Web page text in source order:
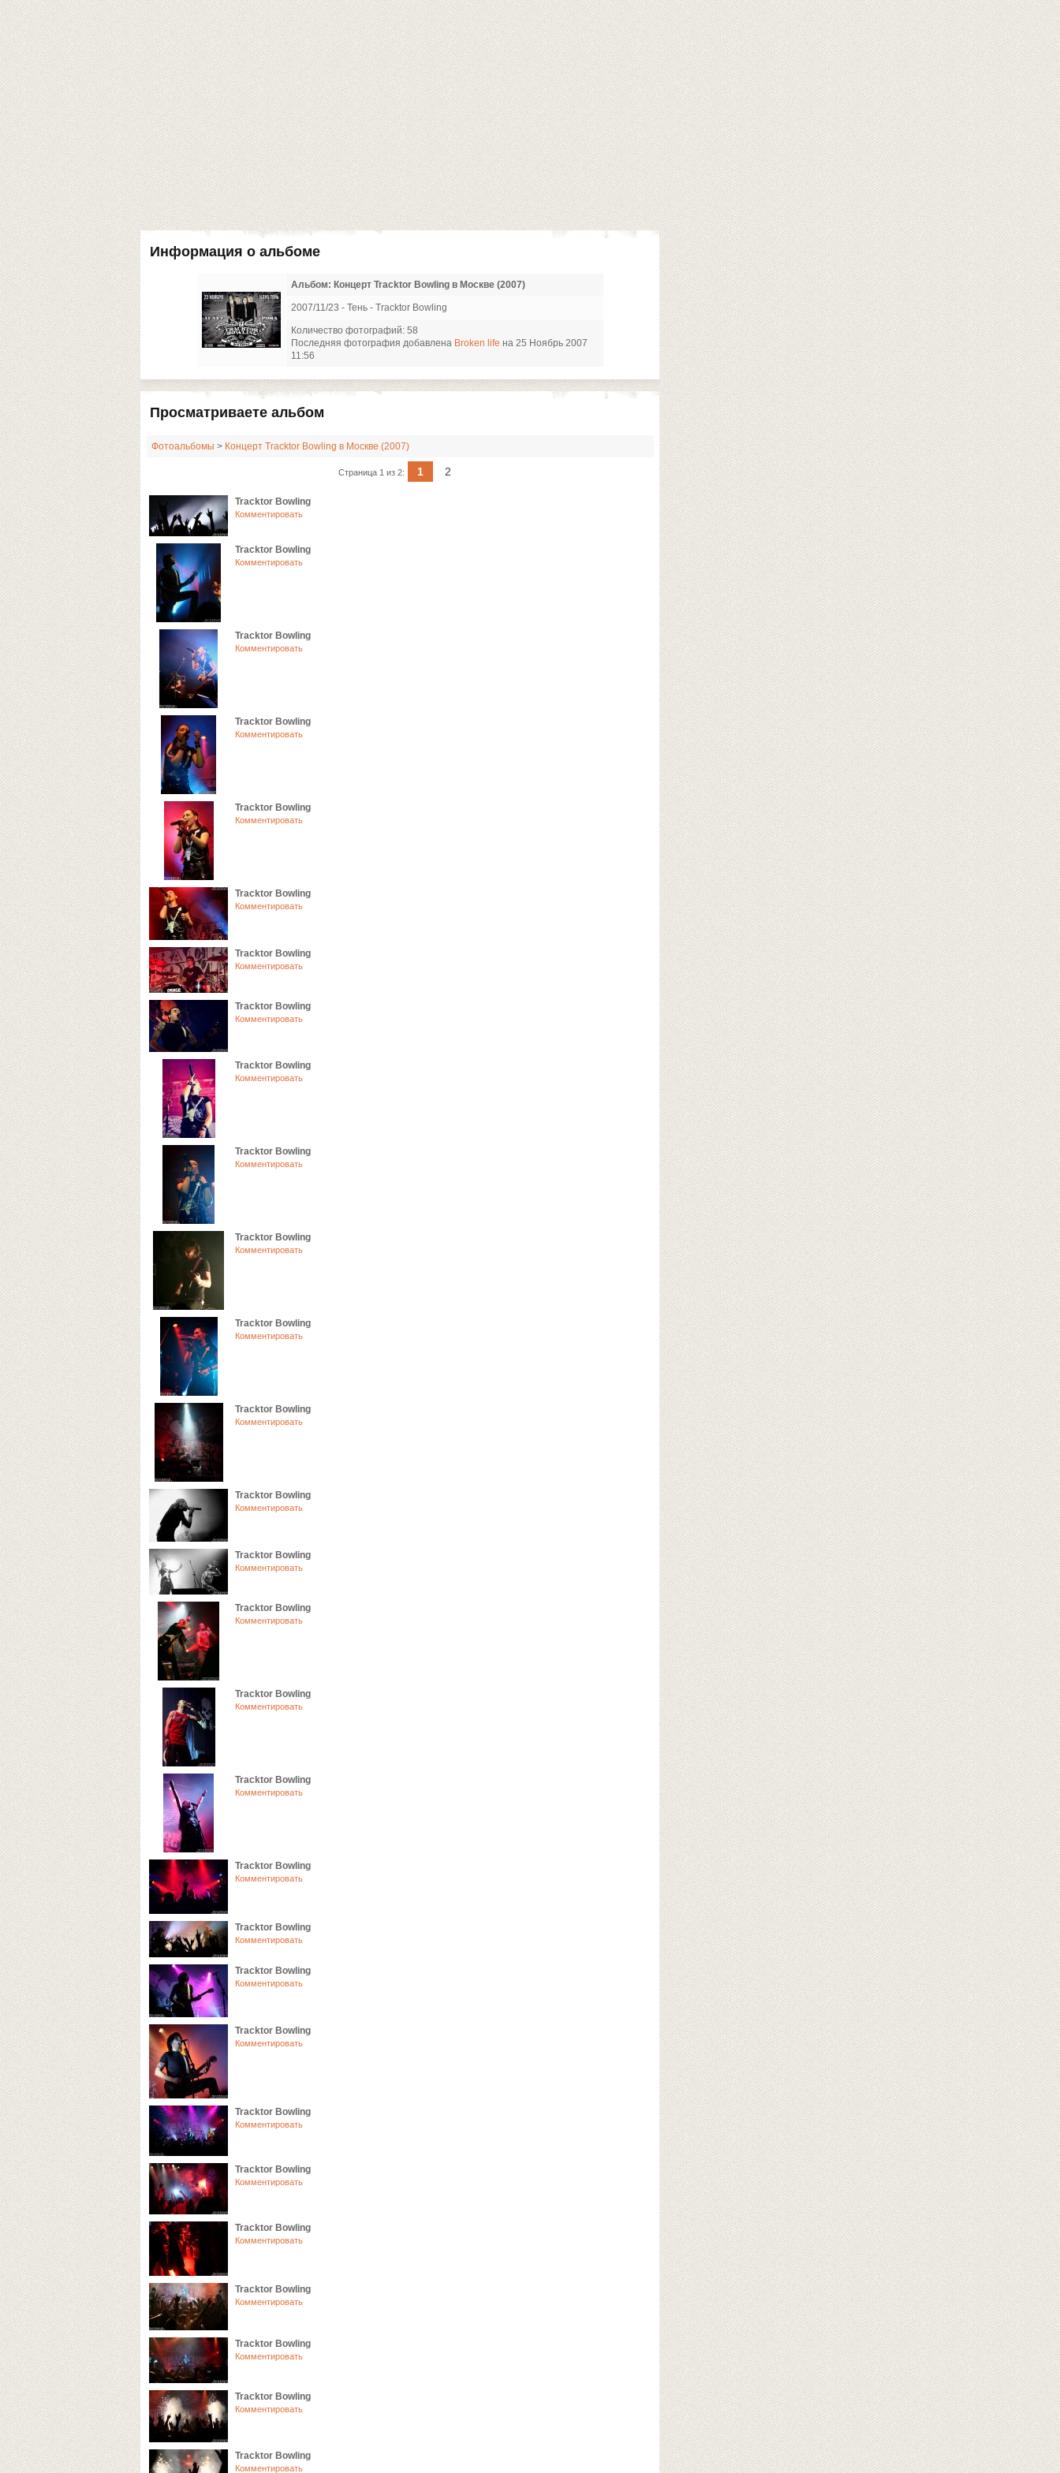
Информация о альбоме
Альбом: Концерт Tracktor Bowling в Москве (2007)
2007/11/23 - Тень - Tracktor Bowling
Количество фотографий: 58
Последняя фотография добавлена Broken life на 25 Ноябрь 2007
11:56
Просматриваете альбом
Фотоальбомы > Концерт Tracktor Bowling в Москве (2007)
Страница 1 из 2: 1 2
Tracktor Bowling
Комментировать
Tracktor Bowling
Комментировать
Tracktor Bowling
Комментировать
Tracktor Bowling
Комментировать
Tracktor Bowling
Комментировать
Tracktor Bowling
Комментировать
Tracktor Bowling
Комментировать
Tracktor Bowling
Комментировать
Tracktor Bowling
Комментировать
Tracktor Bowling
Комментировать
Tracktor Bowling
Комментировать
Tracktor Bowling
Комментировать
Tracktor Bowling
Комментировать
Tracktor Bowling
Комментировать
Tracktor Bowling
Комментировать
Tracktor Bowling
Комментировать
Tracktor Bowling
Комментировать
Tracktor Bowling
Комментировать
Tracktor Bowling
Комментировать
Tracktor Bowling
Комментировать
Tracktor Bowling
Комментировать
Tracktor Bowling
Комментировать
Tracktor Bowling
Комментировать
Tracktor Bowling
Комментировать
Tracktor Bowling
Комментировать
Tracktor Bowling
Комментировать
Tracktor Bowling
Комментировать
Tracktor Bowling
Комментировать
Tracktor Bowling
Комментировать